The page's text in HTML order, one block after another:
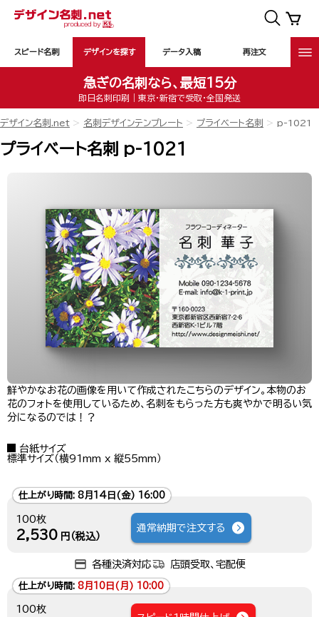
スピード名刺 デザインを探す データ入稿 再注文
急ぎの名刺なら、最短15分
即日名刺印刷｜東京・新宿で受取・全国発送
デザイン名刺.net 名刺デザインテンプレート プライベート名刺 p-1021
プライベート名刺 p-1021
鮮やかなお花の画像を用いて作成されたこちらのデザイン。本物のお
花のフォトを使用しているため、名刺をもらった方も爽やかで明るい気
分になるのでは！？
台紙サイズ
標準サイズ（横91mm x 縦55mm）
仕上がり時間: 8月14日(金) 16:00
100枚
2,530 円（税込）
通常納期で注文する
各種決済対応 店頭受取、宅配便
仕上がり時間: 8月10日(月) 10:00
100枚